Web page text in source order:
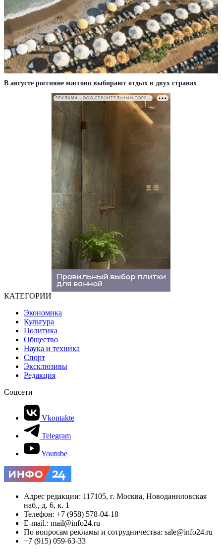
В августе россияне массово выбирают отдых в двух странах
РЕКЛАМА • ООО СТРОИТЕЛЬНЫЙ ТОРГОВЫЙ ДОМ «ПЕТРОВИЧ». ИНН: 7802348846
КАТЕГОРИИ
Экономика
Культура
Политика
Общество
Наука и техника
Спорт
Эксклюзивы
Редакция
Соцсети
Vkontakte
Telegram
Youtube
Адрес редакции: 117105, г. Москва, Новоданиловская
наб., д. 6, к. 1
Телефон: +7 (958) 578-04-18
E-mail.: mail@info24.ru
По вопросам рекламы и сотрудничества: sale@info24.ru
+7 (915) 059-63-33